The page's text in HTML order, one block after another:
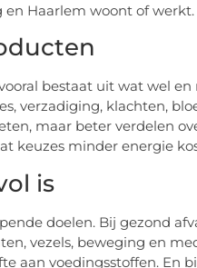
Haarlem woont of werkt.
bestaat uit wat wel
verzadiging, klachten,
maar beter verdelen
keuzes minder energie
is
doelen. Bij gezond
vezels, beweging en
aan voedingsstoffen. En